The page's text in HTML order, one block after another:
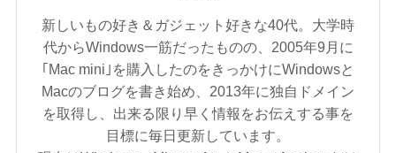
新しいもの好き＆ガジェット好きな40代。大学時
代からWindows一筋だったものの、2005年9月に
｢Mac mini｣を購入したのをきっかけにWindowsと
Macのブログを書き始め、2013年に独自ドメイン
を取得し、出来る限り早く情報をお伝えする事を
目標に毎日更新しています。